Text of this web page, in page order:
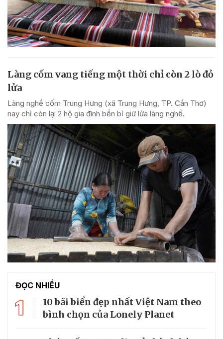
Làng cốm vang tiếng một thời chỉ còn 2 lò đỏ
lửa
Làng nghề cốm Trung Hưng (xã Trung Hưng, TP. Cần Thơ)
nay chỉ còn lại 2 hộ gia đình bền bỉ giữ lửa làng nghề.
ĐỌC NHIỀU
1
10 bãi biển đẹp nhất Việt Nam theo
bình chọn của Lonely Planet